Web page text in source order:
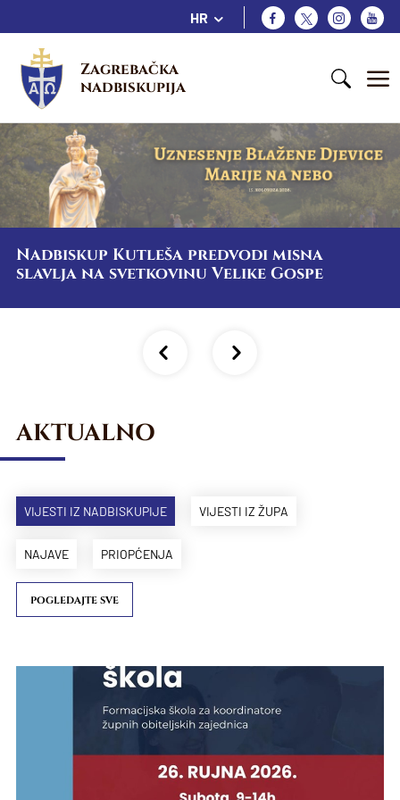
HR
Zagrebačka
nadbiskupija
Nadbiskup Kutleša predvodi misna
slavlja na svetkovinu Velike Gospe
AKTUALNO
VIJESTI IZ NADBISKUPIJE VIJESTI IZ ŽUPA
NAJAVE PRIOPĆENJA
POGLEDAJTE SVE